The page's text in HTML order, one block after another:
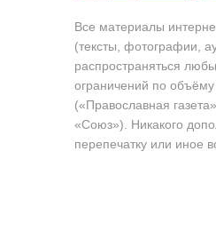
Все материалы
(тексты, фотографии,
распространяться
ограничений по
(«Православная
«Союз»). Никакого
перепечатку или иное